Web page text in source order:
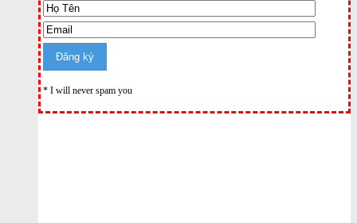
* I will never spam you